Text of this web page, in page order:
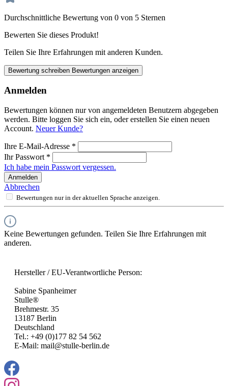
Durchschnittliche Bewertung von 0 von 5 Sternen
Bewerten Sie dieses Produkt!
Teilen Sie Ihre Erfahrungen mit anderen Kunden.
Bewertung schreiben Bewertungen anzeigen
Anmelden
Bewertungen können nur von angemeldeten Benutzern abgegeben
werden. Bitte loggen Sie sich ein, oder erstellen Sie einen neuen
Account. Neuer Kunde?
Ihre E-Mail-Adresse *
Ihr Passwort *
Ich habe mein Passwort vergessen.
Anmelden
Abbrechen
Bewertungen nur in der aktuellen Sprache anzeigen.
Keine Bewertungen gefunden. Teilen Sie Ihre Erfahrungen mit
anderen.
Hersteller / EU-Verantwortliche Person:
Sabine Spanheimer
Stulle®
Brehmestr. 35
13187 Berlin
Deutschland
Tel.: +49 (0)177 82 54 562
E-Mail: mail@stulle-berlin.de